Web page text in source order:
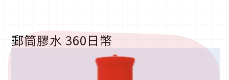
郵筒膠水 360日幣